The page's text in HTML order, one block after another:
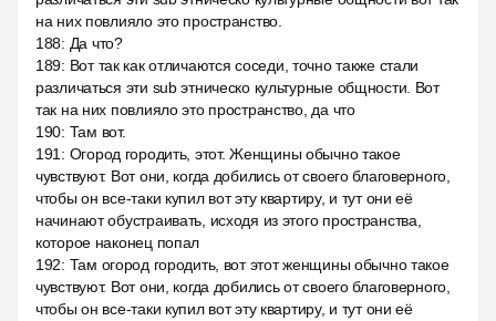
на них повлияло это пространство.
188: Да что?
189: Вот так как отличаются соседи, точно также стали
различаться эти sub этническо культурные общности. Вот
так на них повлияло это пространство, да что
190: Там вот.
191 : Огород городить, этот. Женщины обычно такое
чувствуют. Вот они, когда добились от своего благоверного,
чтобы он все-таки купил вот эту квартиру, и тут они её
начинают обустраивать, исходя из этого пространства,
которое наконец попал
192: Там огород городить, вот этот женщины обычно такое
чувствуют. Вот они, когда добились от своего благоверного,
чтобы он все-таки купил вот эту квартиру, и тут они её